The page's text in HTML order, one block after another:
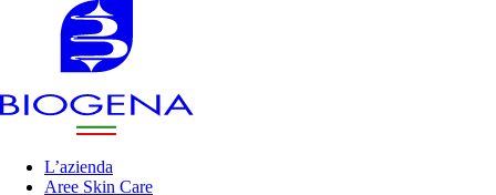
L’azienda
Aree Skin Care